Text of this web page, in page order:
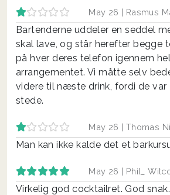
May 26 | Rasmus
Bartenderne uddeler en seddel
skal lave, og står herefter begge
på hver deres telefon igennem
arrangementet. Vi måtte selv
videre til næste drink, fordi de var
stede.
May 26 | Thomas
Man kan ikke kalde det et
May 26 | Phil_
Virkelig god cocktailret. God